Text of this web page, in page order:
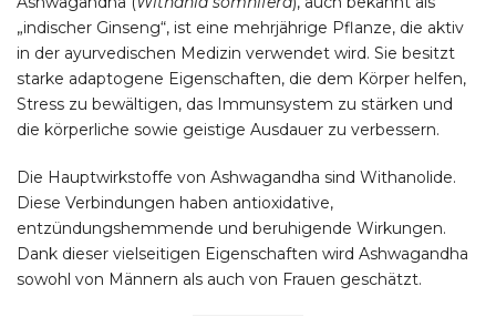
„indischer Ginseng“, ist eine mehrjährige Pflanze, die aktiv
in der ayurvedischen Medizin verwendet wird. Sie besitzt
starke adaptogene Eigenschaften, die dem Körper helfen,
Stress zu bewältigen, das Immunsystem zu stärken und
die körperliche sowie geistige Ausdauer zu verbessern.
Die Hauptwirkstoffe von Ashwagandha sind Withanolide.
Diese Verbindungen haben antioxidative,
entzündungshemmende und beruhigende Wirkungen.
Dank dieser vielseitigen Eigenschaften wird Ashwagandha
sowohl von Männern als auch von Frauen geschätzt.